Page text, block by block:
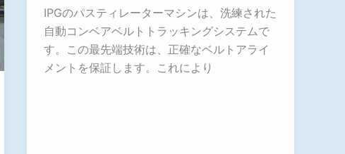
IPGのパスティレーターマシンは、洗練された
自動コンベアベルトトラッキングシステムで
す。この最先端技術は、正確なベルトアライ
メントを保証します。これにより